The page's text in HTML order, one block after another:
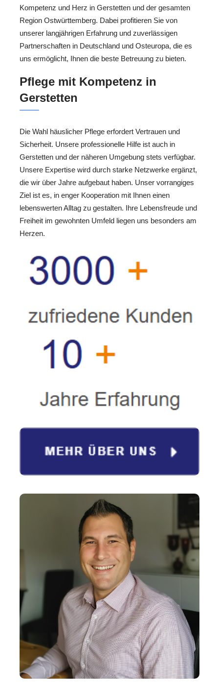
Kompetenz und Herz in Gerstetten und der gesamten
Region Ostwürttemberg. Dabei profitieren Sie von
unserer langjährigen Erfahrung und zuverlässigen
Partnerschaften in Deutschland und Osteuropa, die es
uns ermöglicht, Ihnen die beste Betreuung zu bieten.
Pflege mit Kompetenz in
Gerstetten
Die Wahl häuslicher Pflege erfordert Vertrauen und
Sicherheit. Unsere professionelle Hilfe ist auch in
Gerstetten und der näheren Umgebung stets verfügbar.
Unsere Expertise wird durch starke Netzwerke ergänzt,
die wir über Jahre aufgebaut haben. Unser vorrangiges
Ziel ist es, in enger Kooperation mit Ihnen einen
lebenswerten Alltag zu gestalten. Ihre Lebensfreude und
Freiheit im gewohnten Umfeld liegen uns besonders am
Herzen.